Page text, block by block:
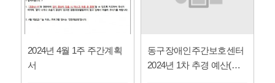
2024년 4월 1주 주간계획
서
동구장애인주간보호센터
2024년 1차 추경 예산(안)